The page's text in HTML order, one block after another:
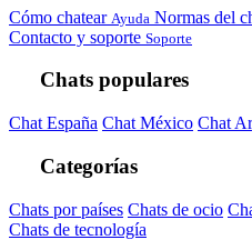
Cómo chatear Ayuda Normas del
Contacto y soporte Soporte
Chats populares
Chat España Chat México Chat
Categorías
Chats por países Chats de ocio
Chats de tecnología